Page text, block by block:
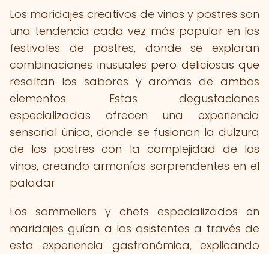
Los maridajes creativos de vinos y postres son
una tendencia cada vez más popular en los
festivales de postres, donde se exploran
combinaciones inusuales pero deliciosas que
resaltan los sabores y aromas de ambos
elementos. Estas degustaciones
especializadas ofrecen una experiencia
sensorial única, donde se fusionan la dulzura
de los postres con la complejidad de los
vinos, creando armonías sorprendentes en el
paladar.
Los sommeliers y chefs especializados en
maridajes guían a los asistentes a través de
esta experiencia gastronómica, explicando